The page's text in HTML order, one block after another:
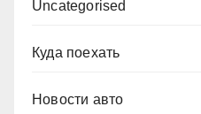
Uncategorised
Куда поехать
Новости авто